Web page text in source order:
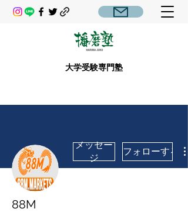
大学受験専門塾
メッセー
ジ
フォローする
88M